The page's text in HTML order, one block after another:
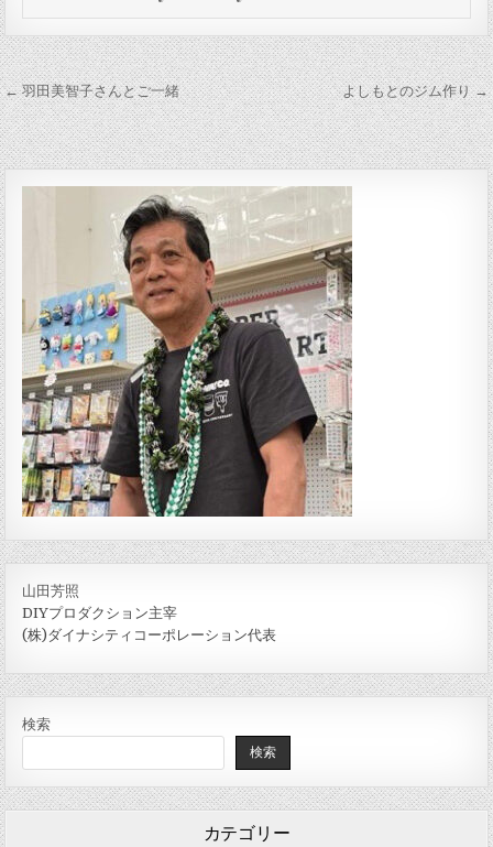
投稿ナビゲーション
← 羽田美智子さんとご一緒 よしもとのジム作り →
山田芳照
DIYプロダクション主宰
(株)ダイナシティコーポレーション代表
検索
検索
カテゴリー